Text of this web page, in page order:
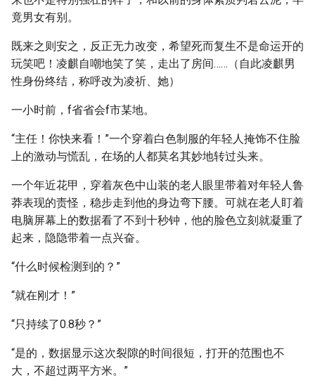
竟男女有别。
既来之则安之，反正无力改变，希望死而复生不是命运开的
玩笑吧！凌麒自嘲地笑了笑，走出了房间……（自此凌麒男
性身份终结，称呼改为凌祈、她）
一小时前，f省省会f市某地。
“主任！你快来看！”一个穿着白色制服的年轻人掩饰不住脸
上的激动与慌乱，在场的人都莫名其妙地转过头来。
一个年近花甲，穿着灰色中山装的老人眼里带着对年轻人鲁
莽表现的责怪，稳步走到他的身边弯下腰。可就在老人盯着
电脑屏幕上的数据看了不到十秒钟，他的脸色立刻就凝重了
起来，隐隐带着一点兴奋。
“什么时候检测到的？”
“就在刚才！”
“只持续了0.8秒？”
“是的，数据显示这次裂隙的时间很短，打开的范围也不
大，不超过两平方米。”